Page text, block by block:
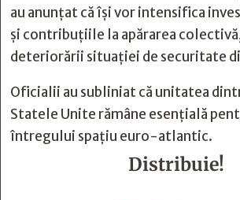
au anunțat că își vor intensifica
și contribuțiile la apărarea
deteriorării situației de securitate
Oficialii au subliniat că unitatea
Statele Unite rămâne esențială
întregului spațiu euro-atlantic.
Distribuie!